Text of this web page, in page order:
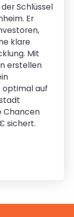
Schlüssel
Er
klare
Mit
erstellen
optimal auf
Chancen
sichert.